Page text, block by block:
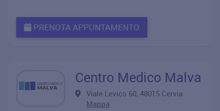
PRENOTA APPUNTAMENTO
Centro Medico Malva
Viale Levico 60, 48015 Cervia
Mappa